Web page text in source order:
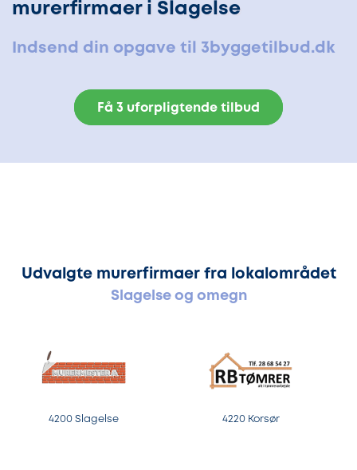
murerfirmaer i Slagelse
Indsend din opgave til 3byggetilbud.dk
Få 3 uforpligtende tilbud
Udvalgte murerfirmaer fra lokalområdet
Slagelse og omegn
4200 Slagelse 4220 Korsør